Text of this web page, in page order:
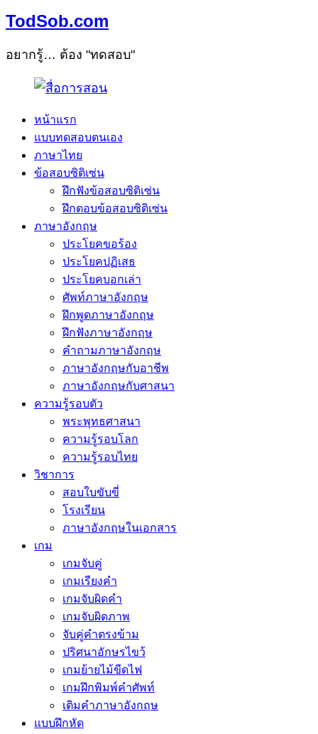
TodSob.com
อยากรู้… ต้อง "ทดสอบ"
หน้าแรก
แบบทดสอบตนเอง
ภาษาไทย
ข้อสอบซิติเซ่น
ฝึกฟังข้อสอบซิติเซ่น
ฝึกตอบข้อสอบซิติเซ่น
ภาษาอังกฤษ
ประโยคขอร้อง
ประโยคปฏิเสธ
ประโยคบอกเล่า
ศัพท์ภาษาอังกฤษ
ฝึกพูดภาษาอังกฤษ
ฝึกฟังภาษาอังกฤษ
คำถามภาษาอังกฤษ
ภาษาอังกฤษกับอาชีพ
ภาษาอังกฤษกับศาสนา
ความรู้รอบตัว
พระพุทธศาสนา
ความรู้รอบโลก
ความรู้รอบไทย
วิชาการ
สอบใบขับขี่
โรงเรียน
ภาษาอังกฤษในเอกสาร
เกม
เกมจับคู่
เกมเรียงคำ
เกมจับผิดคำ
เกมจับผิดภาพ
จับคู่คำตรงข้าม
ปริศนาอักษรไขว้
เกมย้ายไม้ขีดไฟ
เกมฝึกพิมพ์คำศัพท์
เติมคำภาษาอังกฤษ
แบบฝึกหัด